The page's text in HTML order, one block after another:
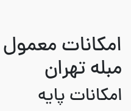
امکانات
مبله تهران
امکانات پایه